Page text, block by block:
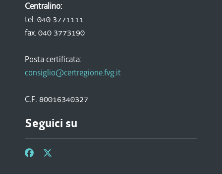
Centralino:
tel. 040 3771111
fax. 040 3773190
Posta certificata:
consiglio@certregione.fvg.it
C.F. 80016340327
Seguici su